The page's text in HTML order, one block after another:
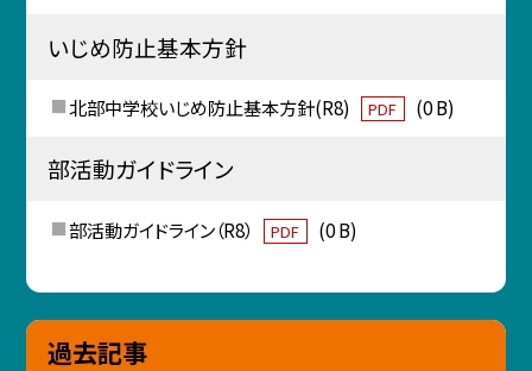
いじめ防止基本方針
北部中学校いじめ防止基本方針(R8) PDF (0 B)
部活動ガイドライン
部活動ガイドライン（R8） PDF (0 B)
過去記事